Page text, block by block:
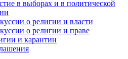
в выборах и в политической
о религии и власти
о религии и праве
и карантин